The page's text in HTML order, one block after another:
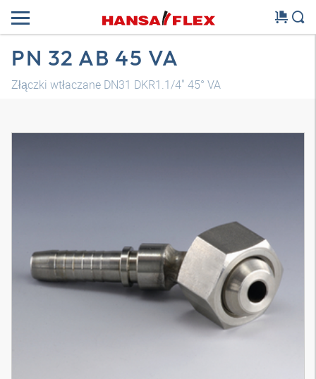
PN 32 AB 45 VA
Złączki wtłaczane DN31 DKR1.1/4" 45° VA
Model 3D